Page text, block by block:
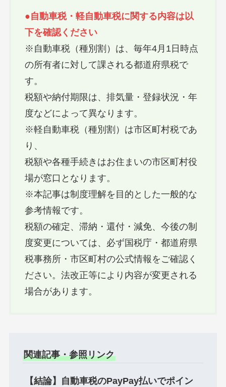
●自動車税・軽自動車税に関する内容は以
下を確認ください
※自動車税（種別割）は、毎年4月1日時点
の所有者に対して課される都道府県税で
す。
税額や納付期限は、排気量・登録状況・年
度などによって異なります。
※軽自動車税（種別割）は市区町村税であ
り、
税額や各種手続きはお住まいの市区町村役
場が窓口となります。
※本記事は制度理解を目的とした一般的な
参考情報です。
税額の確定、滞納・還付・減免、今後の制
度変更については、必ず国税庁・都道府県
税事務所・市区町村の公式情報をご確認く
ださい。法改正等により内容が変更される
場合があります。
関連記事・参照リンク
【結論】自動車税のPayPay払いでポイン